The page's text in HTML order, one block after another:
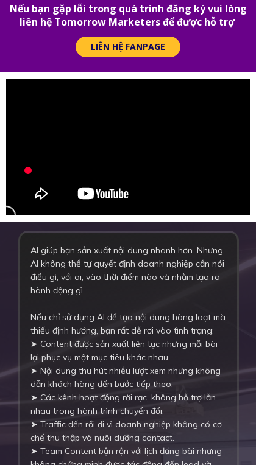
Nếu bạn gặp lỗi trong quá trình đăng ký vui lòng
liên hệ Tomorrow Marketers để được hỗ trợ
LIÊN HỆ FANPAGE
AI giúp bạn sản xuất nội dung nhanh hơn. Nhưng
AI không thể tự quyết định doanh nghiệp cần nói
điều gì, với ai, vào thời điểm nào và nhằm tạo ra
hành động gì.
Nếu chỉ sử dụng AI để tạo nội dung hàng loạt mà
thiếu định hướng, bạn rất dễ rơi vào tình trạng:
➤ Content được sản xuất liên tục nhưng mỗi bài
lại phục vụ một mục tiêu khác nhau.
➤ Nội dung thu hút nhiều lượt xem nhưng không
dẫn khách hàng đến bước tiếp theo.
➤ Các kênh hoạt động rời rạc, không hỗ trợ lẫn
nhau trong hành trình chuyển đổi.
➤ Traffic đến rồi đi vì doanh nghiệp không có cơ
chế thu thập và nuôi dưỡng contact.
➤ Team Content bận rộn với lịch đăng bài nhưng